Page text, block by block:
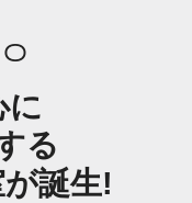
に
る
誕生!